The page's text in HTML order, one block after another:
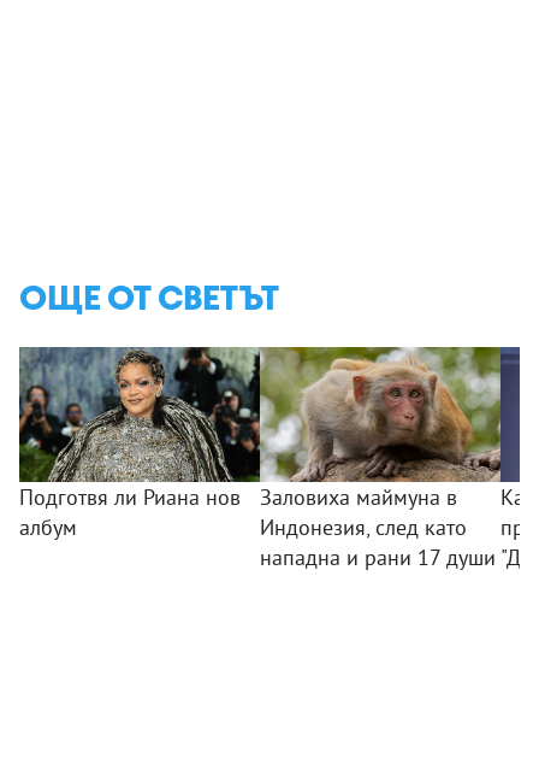
ОЩЕ ОТ СВЕТЪТ
Подготвя ли Риана нов
албум
Заловиха маймуна в
Индонезия, след като
нападна и рани 17 души